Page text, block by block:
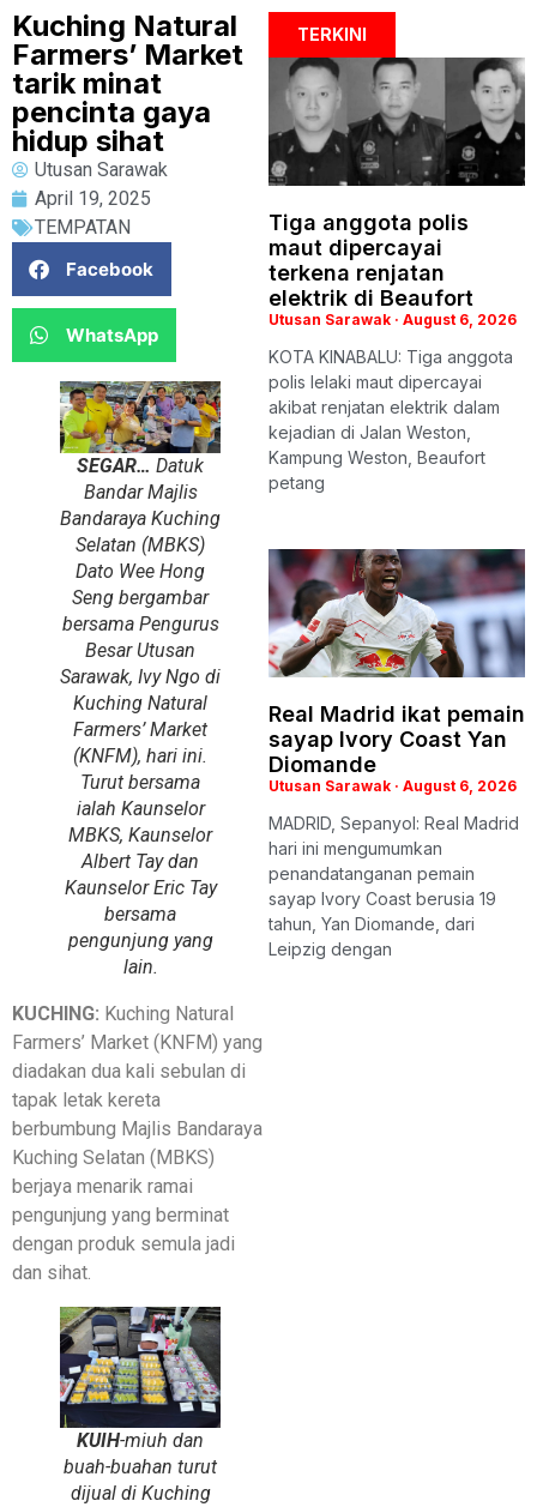
Kuching Natural
Farmers’ Market
tarik minat
pencinta gaya
hidup sihat
Utusan Sarawak
April 19, 2025
TEMPATAN
Facebook
WhatsApp
SEGAR… Datuk
Bandar Majlis
Bandaraya Kuching
Selatan (MBKS)
Dato Wee Hong
Seng bergambar
bersama Pengurus
Besar Utusan
Sarawak, Ivy Ngo di
Kuching Natural
Farmers’ Market
(KNFM), hari ini.
Turut bersama
ialah Kaunselor
MBKS, Kaunselor
Albert Tay dan
Kaunselor Eric Tay
bersama
pengunjung yang
lain.
KUCHING: Kuching Natural
Farmers’ Market (KNFM) yang
diadakan dua kali sebulan di
tapak letak kereta
berbumbung Majlis Bandaraya
Kuching Selatan (MBKS)
berjaya menarik ramai
pengunjung yang berminat
dengan produk semula jadi
dan sihat.
KUIH-miuh dan
buah-buahan turut
dijual di Kuching
TERKINI
Tiga anggota polis
maut dipercayai
terkena renjatan
elektrik di Beaufort
Utusan Sarawak August 6, 2026
KOTA KINABALU: Tiga anggota
polis lelaki maut dipercayai
akibat renjatan elektrik dalam
kejadian di Jalan Weston,
Kampung Weston, Beaufort
petang
Real Madrid ikat pemain
sayap Ivory Coast Yan
Diomande
Utusan Sarawak August 6, 2026
MADRID, Sepanyol: Real Madrid
hari ini mengumumkan
penandatanganan pemain
sayap Ivory Coast berusia 19
tahun, Yan Diomande, dari
Leipzig dengan